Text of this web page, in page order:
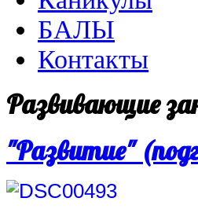
БАЛЫ
Контакты
Развивающие
"Развитие"